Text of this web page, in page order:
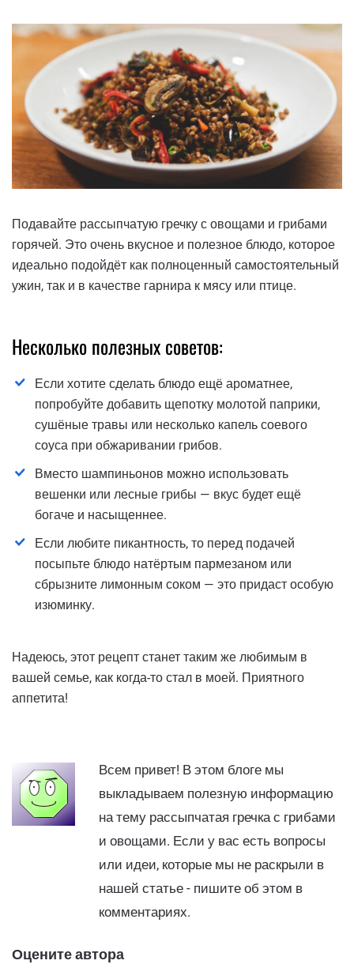
Подавайте рассыпчатую гречку с овощами и грибами
горячей. Это очень вкусное и полезное блюдо, которое
идеально подойдёт как полноценный самостоятельный
ужин, так и в качестве гарнира к мясу или птице.
Несколько полезных советов:
Если хотите сделать блюдо ещё ароматнее,
попробуйте добавить щепотку молотой паприки,
сушёные травы или несколько капель соевого
соуса при обжаривании грибов.
Вместо шампиньонов можно использовать
вешенки или лесные грибы — вкус будет ещё
богаче и насыщеннее.
Если любите пикантность, то перед подачей
посыпьте блюдо натёртым пармезаном или
сбрызните лимонным соком — это придаст особую
изюминку.
Надеюсь, этот рецепт станет таким же любимым в
вашей семье, как когда-то стал в моей. Приятного
аппетита!
Всем привет! В этом блоге мы
выкладываем полезную информацию
на тему рассыпчатая гречка с грибами
и овощами. Если у вас есть вопросы
или идеи, которые мы не раскрыли в
нашей статье - пишите об этом в
комментариях.
Оцените автора